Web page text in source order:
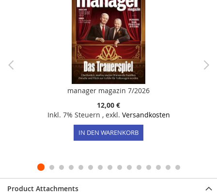
manager magazin 7/2026
12,00 €
Inkl. 7% Steuern , exkl. Versandkosten
IN DEN WARENKORB
Product Attachments